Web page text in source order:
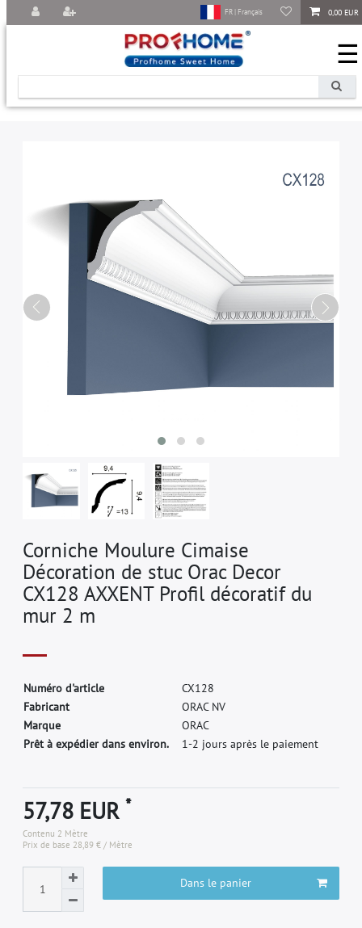
0,00 EUR
FR | Français
☰
Corniche Moulure Cimaise
Décoration de stuc Orac Decor
CX128 AXXENT Profil décoratif du
mur 2 m
Numéro d'article CX128
Fabricant ORAC NV
Marque ORAC
Prêt à expédier dans environ.
1-2 jours après le paiement
57,78 EUR*
Contenu 2 Mètre
Prix de base 28,89 € / Mètre
Dans le panier